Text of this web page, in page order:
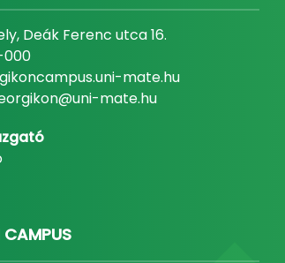
Deák Ferenc utca 16.
mate.hu
mate.hu
CAMPUS